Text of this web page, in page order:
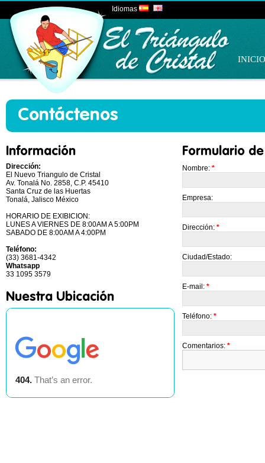
Idiomas
INICIO
Contáctenos
Información
Dirección:
El Nuevo Triangulo de Cristal
Av. Tonalá No. 2858, C.P. 45410
Santa Cruz de las Huertas
Tonalá, Jalisco México
HORARIO DE EXIBICION:
LUNES A VIERNES DE 8:00AM A 5:00PM
SABADO DE 8:00AM A 4:00PM
Teléfono:
(33) 3681-4342
Whatsapp
33 1095 3579
Nuestra Ubicación
Formulario
Nombre: *
Empresa:
Dirección: *
Ciudad/Estado:
E-mail: *
Teléfono: *
Comentarios: *